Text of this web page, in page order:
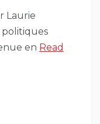
Laurie
politiques
en Read